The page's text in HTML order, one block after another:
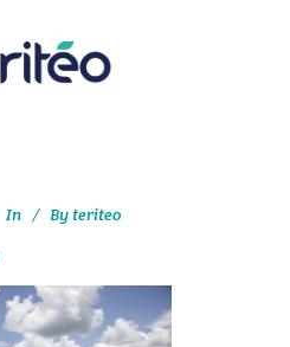
In Byteriteo